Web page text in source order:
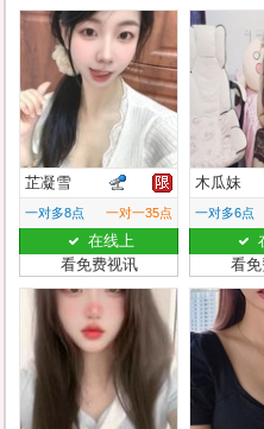
芷凝雪
一对多8点 一对一35点
在线上
看免费视讯
木瓜妹
一对多6点
看